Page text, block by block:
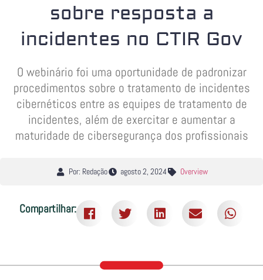
sobre resposta a
incidentes no CTIR Gov
O webinário foi uma oportunidade de padronizar
procedimentos sobre o tratamento de incidentes
cibernéticos entre as equipes de tratamento de
incidentes, além de exercitar e aumentar a
maturidade de cibersegurança dos profissionais
Por: Redação agosto 2, 2024 Overview
Compartilhar: